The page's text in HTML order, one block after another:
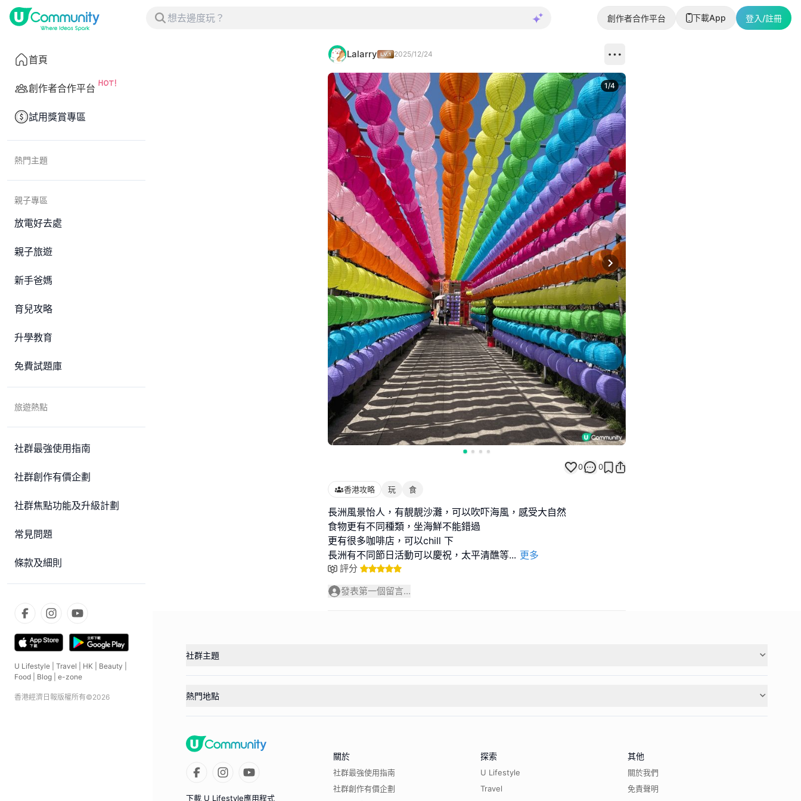
創作者合作平台 下載App 登入/註冊
首頁
創作者合作平台
試用獎賞專區
熱門主題
親子專區
放電好去處
親子旅遊
新手爸媽
育兒攻略
升學教育
免費試題庫
旅遊熱點
社群最強使用指南
社群創作有價企劃
社群焦點功能及升級計劃
常見問題
條款及細則
U Lifestyle Travel HK Beauty
Food
Blog e-zone
香港經濟日報版權所有©2026
Lalarry 2025/12/24
Next slide
1/4
0 0
香港攻略 玩 食
長洲風景怡人，有靚靚沙灘，可以吹吓海風，感受大自然
食物更有不同種類，坐海鮮不能錯過
更有很多咖啡店，可以chill 下
長洲有不同節日活動可以慶祝，太平清醮等... 更多
評分
發表第一個留言...
社群主題
熱門地點
下載 U Lifestyle應用程式
關於
社群最強使用指南
社群創作有價企劃
探索
U Lifestyle
Travel
其他
關於我們
免責聲明